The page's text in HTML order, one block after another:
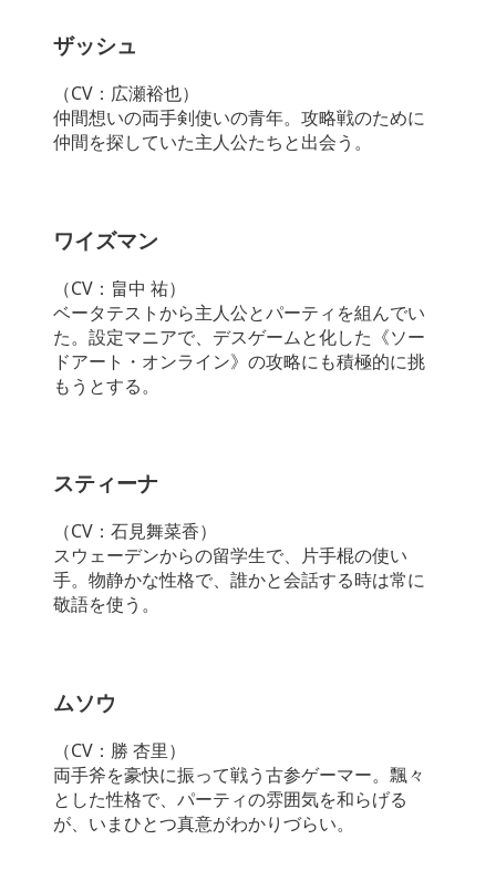
ザッシュ
（CV：広瀬裕也）
仲間想いの両手剣使いの青年。攻略戦のために
仲間を探していた主人公たちと出会う。
ワイズマン
（CV：畠中 祐）
ベータテストから主人公とパーティを組んでい
た。設定マニアで、デスゲームと化した《ソー
ドアート・オンライン》の攻略にも積極的に挑
もうとする。
スティーナ
（CV：石見舞菜香）
スウェーデンからの留学生で、片手棍の使い
手。物静かな性格で、誰かと会話する時は常に
敬語を使う。
ムソウ
（CV：勝 杏里）
両手斧を豪快に振って戦う古参ゲーマー。飄々
とした性格で、パーティの雰囲気を和らげる
が、いまひとつ真意がわかりづらい。